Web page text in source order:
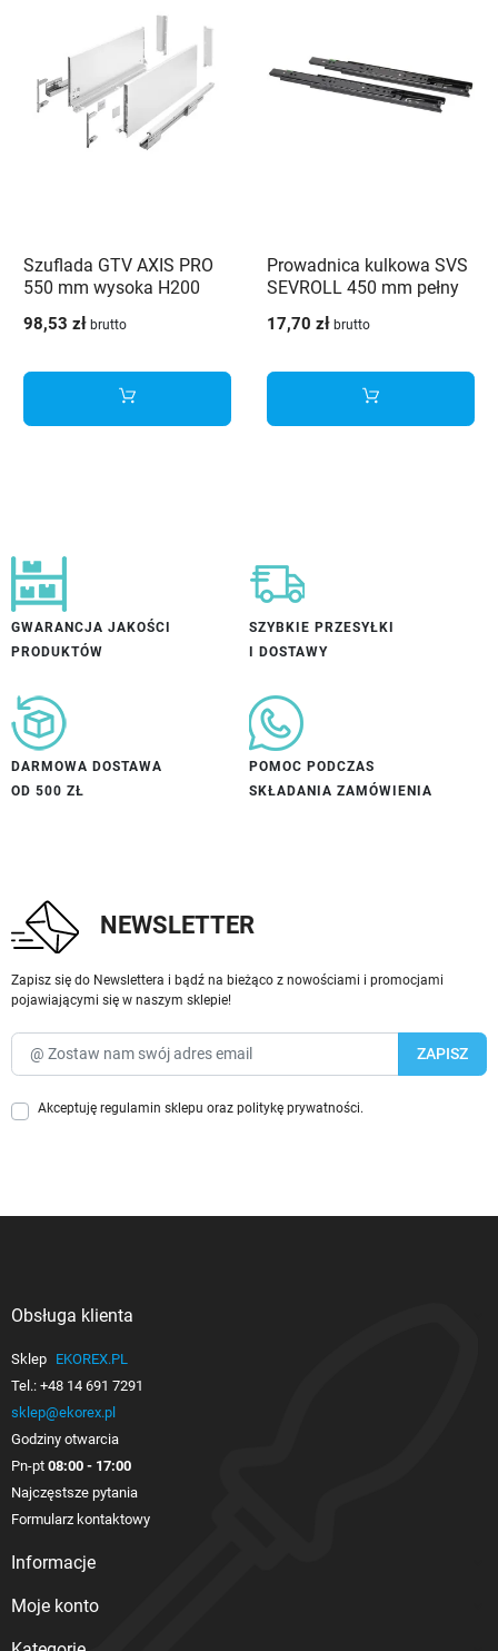
Szuflada GTV AXIS PRO
550 mm wysoka H200
KPL550D1
98,53 zł brutto
Prowadnica kulkowa SVS
SEVROLL 450 mm pełny
17,70 zł brutto
GWARANCJA JAKOŚCI
PRODUKTÓW
SZYBKIE PRZESYŁKI
I DOSTAWY
DARMOWA DOSTAWA
OD 500 ZŁ
POMOC PODCZAS
SKŁADANIA ZAMÓWIENIA
NEWSLETTER
Zapisz się do Newslettera i bądź na bieżąco z nowościami i promocjami
pojawiającymi się w naszym sklepie!
Akceptuję regulamin sklepu oraz politykę prywatności.
Obsługa klienta
Sklep EKOREX.PL
Tel.: +48 14 691 7291
sklep@ekorex.pl
Godziny otwarcia
Pn-pt 08:00 - 17:00
Najczęstsze pytania
Formularz kontaktowy
Informacje
Moje konto